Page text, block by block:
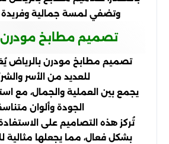
وتضفي لمسة جمالية وفريدة
تصميم مطابخ مودرن
تصميم مطابخ مودرن بالرياض
للعديد من الأسر
يجمع بين العملية والجمال، مع
الجودة وألوان
تُركز هذه التصاميم على
بشكل فعال، مما يجعلها مثالية